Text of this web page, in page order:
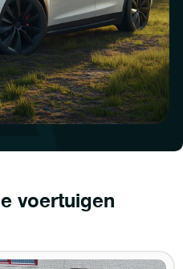
voertuigen